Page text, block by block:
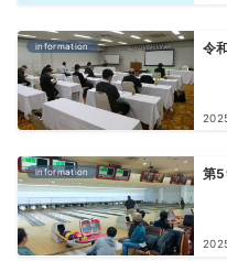
information 令
information 第